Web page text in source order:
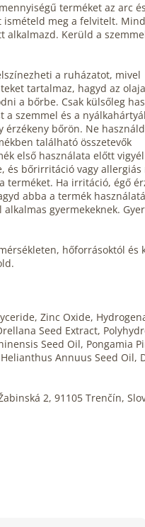
terméket az arc
ismételd meg a felvitelt.
alkalmazd. Kerüld a
a ruházatot, mivel
tartalmaz, hagyd az
a bőrbe. Csak külsőleg
a szemmel és a
érzékeny bőrön. Ne
található összetevők
első használata előtt
és bőrirritáció vagy allergiás
terméket. Ha irritáció, égő
abba a termék
gyermekeknek.
hőforrásoktól és
Zinc Oxide,
Seed Extract,
Seed Oil, Pongamia
Annuus Seed Oil,
2, 91105 Trenčín,